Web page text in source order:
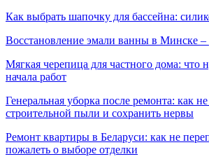
Как выбрать шапочку для бассейна:
Восстановление эмали ванны в Минске
Мягкая черепица для частного дома: что
начала работ
Генеральная уборка после ремонта: как
строительной пыли и сохранить нервы
Ремонт квартиры в Беларуси: как не
пожалеть о выборе отделки